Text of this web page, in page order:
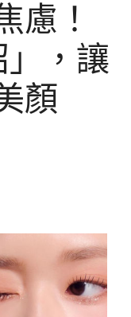
慮！
」，讓
顏